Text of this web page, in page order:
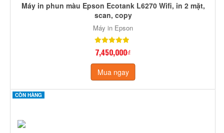
Máy in phun màu Epson Ecotank L6270 Wifi, in 2 mặt,
scan, copy
Máy in Epson
7,450,000₫
Mua ngay
CÒN HÀNG